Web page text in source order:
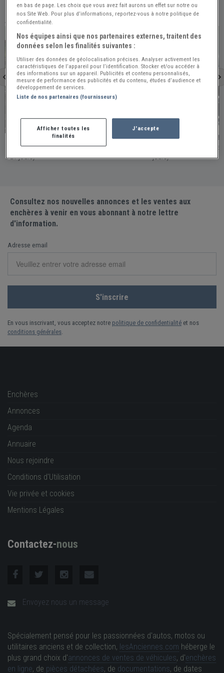
À VOIR ÉGALEMENT
PRO
Villeparisis
CITROEN 2CV AZA - 1964
France - VILLEPARISIS / Publiée le 2026-07-16 (Il y
a 21 jours)
PRO
Fons
CITROEN 2CV
jours)
Consultez nos nouvelles annonces et les ventes aux
enchères à venir en vous abonnant à notre lettre
d'information.
Adresse email
En vous inscrivant, vous acceptez notre politique de confidentialité et nos
conditions générales.
Enchères
Annonces
Agenda
Annuaire
Nous rejoindre
Conditions d'Utilisation
Vie privée et cookies
Mentions Légales
Contactez-nous
Envoyez nous un message
Spécialement pensé pour les passionnées d'autos, motos ou
utilitaires anciens et de collection, lesAnciennes.com héberge le
plus grand choix d'annonces de ventes de véhicules, d'enchères
en ligne, de pièces détachées, de documentations, de dates
en bas de page. Les choix que vous avez fait aurons un effet sur notre ou
nos Site Web. Pour plus d’informations, reportez-vous à notre politique de
confidentialité.
Nos équipes ainsi que nos partenaires externes, traitent des
données selon les finalités suivantes :
Utiliser des données de géolocalisation précises. Analyser activement les
caractéristiques de l’appareil pour l’identification. Stocker et/ou accéder à
des informations sur un appareil. Publicités et contenu personnalisés,
mesure de performance des publicités et du contenu, études d’audience et
développement de services.
Liste de nos partenaires (fournisseurs)
Afficher toutes les
finalités
J'accepte